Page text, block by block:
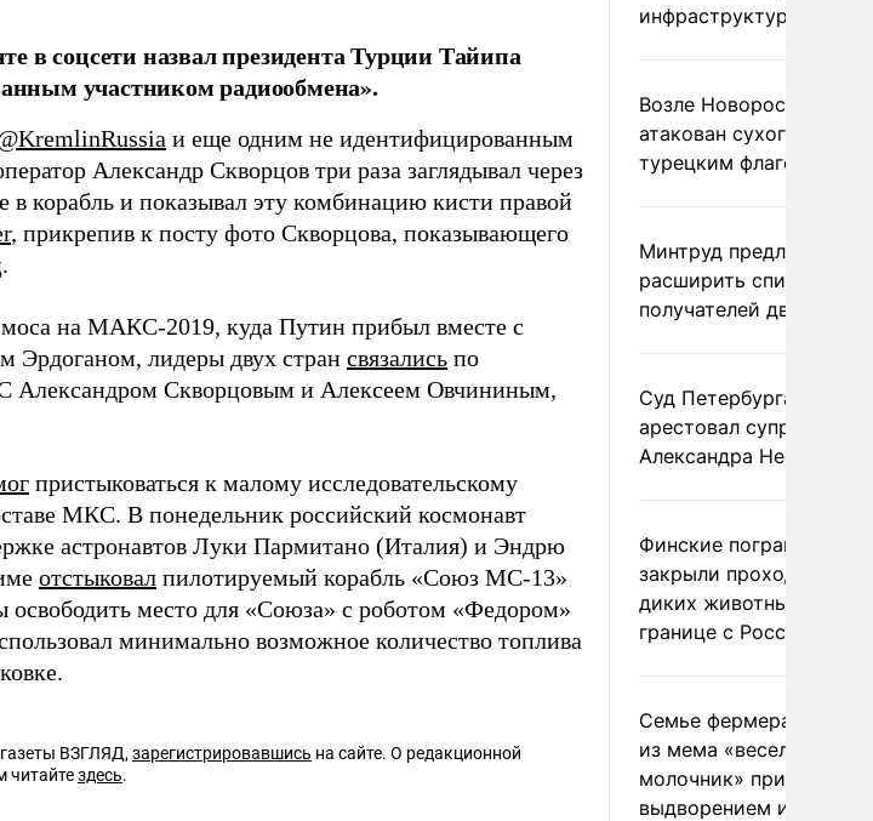
в соцсети назвал президента Турции Тайипа
участником радиообмена».
и еще одним не идентифицированным
Александр Скворцов три раза заглядывал через
в корабль и показывал эту комбинацию кисти правой
, прикрепив к посту фото Скворцова, показывающего
на МАКС-2019, куда Путин прибыл вместе с
Эрдоганом, лидеры двух стран связались по
Александром Скворцовым и Алексеем Овчининым,
пристыковаться к малому исследовательскому
МКС. В понедельник российский космонавт
астронавтов Луки Пармитано (Италия) и Эндрю
отстыковал пилотируемый корабль «Союз МС-13»
место для «Союза» с роботом «Федором»
минимально возможное количество топлива
ВЗГЛЯД, зарегистрировавшись на сайте. О редакционной
читайтездесь.
инфраструктуры
Возле Новороссийска
атакован сухогруз под
турецким флагом
Минтруд предложил
расширить список
получателей двух
Суд Петербурга заочно
арестовал супругу
Александра Невзорова
Финские пограничники
закрыли проходы для
диких животных на
границе с Россией
Семье фермера
из мема «веселый
молочник» пригрозили
выдворением из